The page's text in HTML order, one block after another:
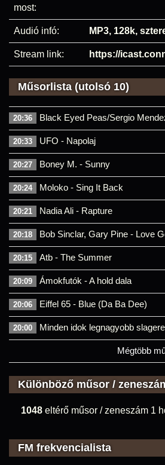
most:
Audió infó: MP3, 128k,
Stream link: https://
Műsorlista (utolsó 10)
20:36 Black Eyed Peas/Sergio
20:33 UFO - Napolaj
20:27 Boney M. - Sunny
20:24 Moloko - Sing It Back
20:21 Nadia Ali - Rapture
20:18 Bob Sinclar, Gary Pine - Love
20:15 Atb - The Summer
20:09 Ámokfutók - A hold dala
20:06 Eiffel 65 - Blue (Da Ba Dee)
20:00 Minden idok legnagyobb
Mégtöbb
Különböző műsor /
1048 eltérő műsor / zeneszám 1
FM frekvencialista